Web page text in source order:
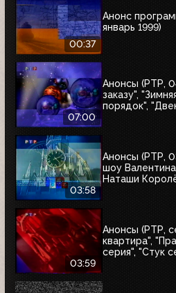
00:37
Анонс
январь 1999)
07:00
Анонсы (РТР,
заказу",
порядок",
Мюнхгаузен",
03:58
Анонсы (РТР,
шоу
Наташи
03:59
Анонсы (РТР,
квартира",
серия", "Стук